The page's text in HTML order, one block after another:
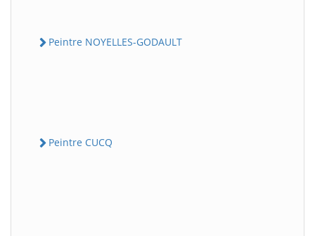
Peintre NOYELLES-GODAULT
Peintre CUCQ